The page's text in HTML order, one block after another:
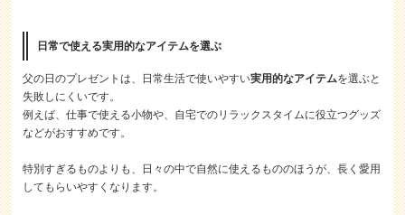
日常で使える実用的なアイテムを選ぶ
父の日のプレゼントは、日常生活で使いやすい実用的なアイテムを選ぶと
失敗しにくいです。
例えば、仕事で使える小物や、自宅でのリラックスタイムに役立つグッズ
などがおすすめです。
特別すぎるものよりも、日々の中で自然に使えるもののほうが、長く愛用
してもらいやすくなります。